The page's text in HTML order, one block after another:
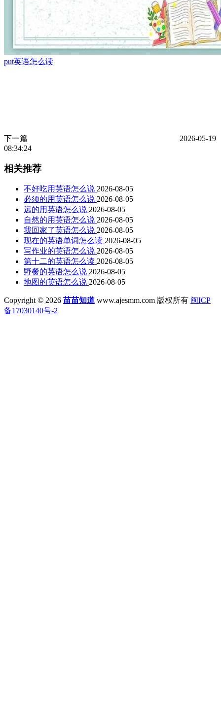
put英语怎么读
下一篇
2026-05-19
08:34:24
相关推荐
不好吃用英语怎么说 2026-08-05
必须的用英语怎么说 2026-08-05
远的用英语怎么说 2026-08-05
自然的用英语怎么说 2026-08-05
我回家了英语怎么说 2026-08-05
现在的英语单词怎么读 2026-08-05
写作业的英语怎么说 2026-08-05
第十二的英语怎么读 2026-08-05
野餐的英语怎么说 2026-08-05
地图的英语怎么说 2026-08-05
Copyright © 2026 苗苗知道 www.ajesmm.com 版权所有 闽ICP
备17030140号-2